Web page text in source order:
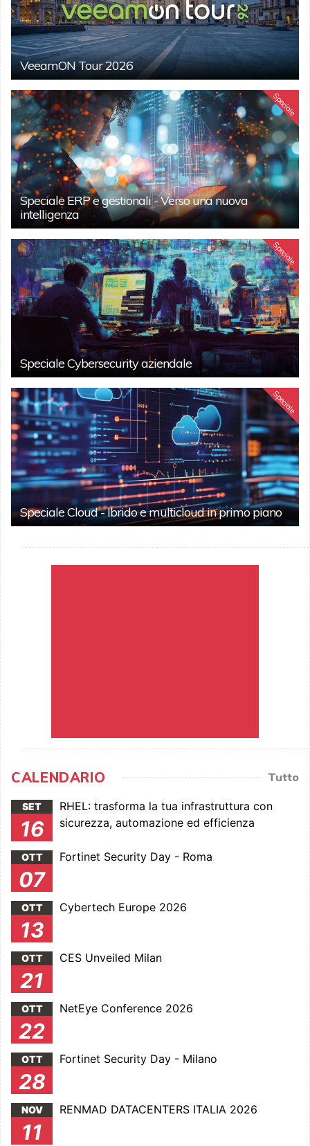
VeeamON Tour 2026
Speciale
Speciale ERP e gestionali - Verso una nuova
intelligenza
Speciale
Speciale Cybersecurity aziendale
Speciale
Speciale Cloud - Ibrido e multicloud in primo piano
CALENDARIO Tutto
SET
16
RHEL: trasforma la tua infrastruttura con
sicurezza, automazione ed efficienza
OTT
07
Fortinet Security Day - Roma
OTT
13
Cybertech Europe 2026
OTT
21
CES Unveiled Milan
OTT
22
NetEye Conference 2026
OTT
28
Fortinet Security Day - Milano
NOV
11
RENMAD DATACENTERS ITALIA 2026